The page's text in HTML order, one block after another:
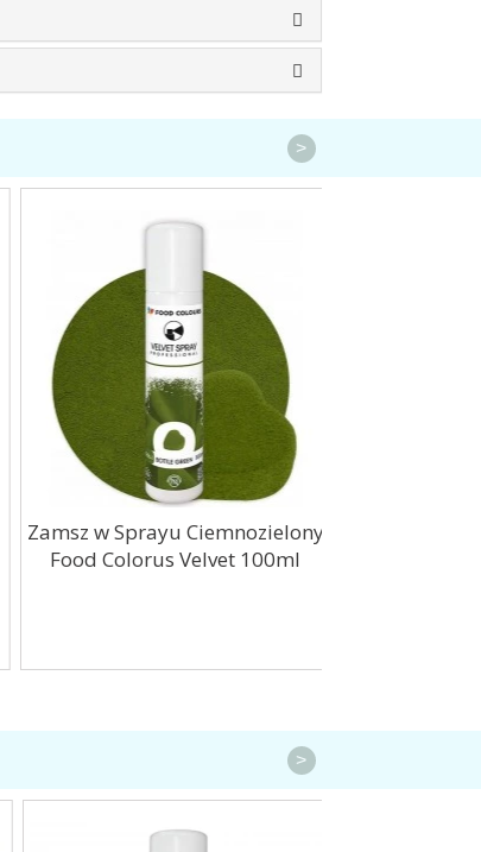
Zamsz w Sprayu Ciemnozielony
Food Colorus Velvet 100ml
>
>